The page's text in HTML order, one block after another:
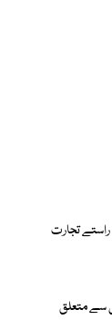
راستے تجارت
سے متعلق